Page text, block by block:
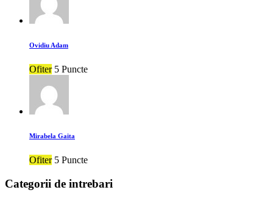
Ovidiu Adam
Ofiter 5 Puncte
Mirabela Gaita
Ofiter 5 Puncte
Categorii de intrebari